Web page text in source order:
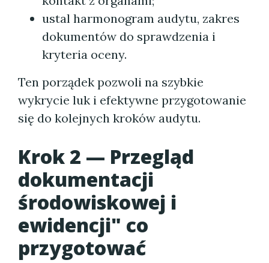
ustal harmonogram audytu, zakres
dokumentów do sprawdzenia i
kryteria oceny.
Ten porządek pozwoli na szybkie
wykrycie luk i efektywne przygotowanie
się do kolejnych kroków audytu.
Krok 2 — Przegląd
dokumentacji
środowiskowej i
ewidencji" co
przygotować